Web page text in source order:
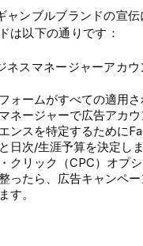
ンブルブランドの宣
は以下の通りです：
スマネージャーアカウ
ォームがすべての適用
ネージャーで広告アカ
ンスを特定するために
日次/生涯予算を決定し
クリック（CPC）オプ
ったら、広告キャンペ
す。